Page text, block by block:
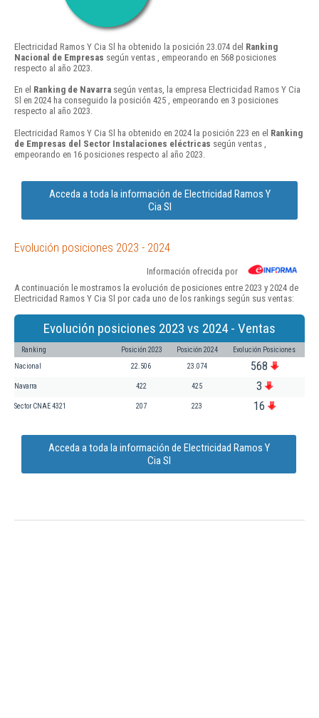
Electricidad Ramos Y Cia Sl ha obtenido la posición 23.074 del Ranking
Nacional de Empresas según ventas , empeorando en 568 posiciones
respecto al año 2023.
En el Ranking de Navarra según ventas, la empresa Electricidad Ramos Y Cia
Sl en 2024 ha conseguido la posición 425 , empeorando en 3 posiciones
respecto al año 2023.
Electricidad Ramos Y Cia Sl ha obtenido en 2024 la posición 223 en el Ranking
de Empresas del Sector Instalaciones eléctricas según ventas ,
empeorando en 16 posiciones respecto al año 2023.
Acceda a toda la información de Electricidad Ramos Y
Cia Sl
Evolución posiciones 2023 - 2024
Información ofrecida por
A continuación le mostramos la evolución de posiciones entre 2023 y 2024 de
Electricidad Ramos Y Cia Sl por cada uno de los rankings según sus ventas:
Evolución posiciones 2023 vs 2024 - Ventas
Ranking Posición 2023 Posición 2024 Evolución Posiciones
Nacional 22.506 23.074 568
Navarra 422 425 3
Sector CNAE 4321 207 223 16
Acceda a toda la información de Electricidad Ramos Y
Cia Sl